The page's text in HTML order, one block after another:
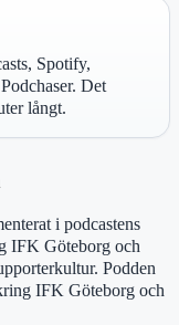
Spotify,
Det
långt.
i podcastens
IFK Göteborg och
Podden
IFK Göteborg och